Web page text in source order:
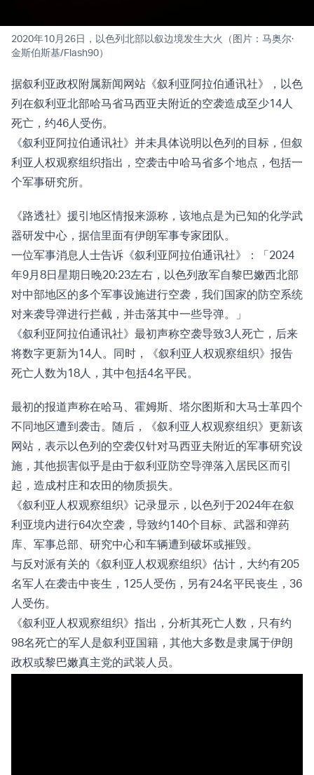
2020年10月26日，以色列北部以叙边境发生大火（图片：马奥尔·
金斯伯斯基/Flash90）
据叙利亚政权附属新闻网站《叙利亚阿拉伯通讯社》，以色
列在叙利亚北部哈马省马西亚夫附近的空袭造成至少14人
死亡，约46人受伤。
《叙利亚阿拉伯通讯社》并未具体说明以色列的目标，但叙
利亚人权观察组织指出，空袭击中哈马省多个地点，包括一
个军事研究所。
《路透社》援引地区情报来源称，该地点是为已知的化学武
器研发中心，据信里面有伊朗军事专家团队。
一位军事消息人士告诉《叙利亚阿拉伯通讯社》：「2024
年9月8日星期日晚20:23左右，以色列敌军自黎巴嫩西北部
对中部地区的多个军事设施进行空袭，我们国家的防空系统
对来袭导弹进行拦截，并击落其中一些导弹。」
《叙利亚阿拉伯通讯社》最初声称空袭导致3人死亡，后来
将数字更新为14人。同时，《叙利亚人权观察组织》报告
死亡人数为18人，其中包括4名平民。
最初的报道声称在哈马、霍姆斯、塔尔图斯和大马士革四个
不同地区遭到袭击。随后，《叙利亚人权观察组织》更新该
网站，表示以色列的空袭仅针对马西亚夫附近的军事研究设
施，其他损害似乎是由于叙利亚防空导弹落入居民区而引
起，造成村庄和农田的物质损失。
《叙利亚人权观察组织》记录显示，以色列于2024年在叙
利亚境内进行64次空袭，导致约140个目标、武器和弹药
库、军事总部、研究中心和车辆遭到破坏或摧毁。
与反对派有关的《叙利亚人权观察组织》估计，大约有205
名军人在袭击中丧生，125人受伤，另有24名平民丧生，36
人受伤。
《叙利亚人权观察组织》指出，分析其死亡人数，只有约
98名死亡的军人是叙利亚国籍，其他大多数是隶属于伊朗
政权或黎巴嫩真主党的武装人员。